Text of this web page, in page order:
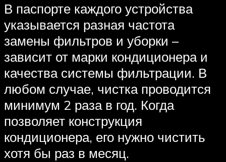
В паспорте каждого устройства
указывается разная частота
замены фильтров и уборки –
зависит от марки кондиционера и
качества системы фильтрации. В
любом случае, чистка проводится
минимум 2 раза в год. Когда
позволяет конструкция
кондиционера, его нужно чистить
хотя бы раз в месяц.